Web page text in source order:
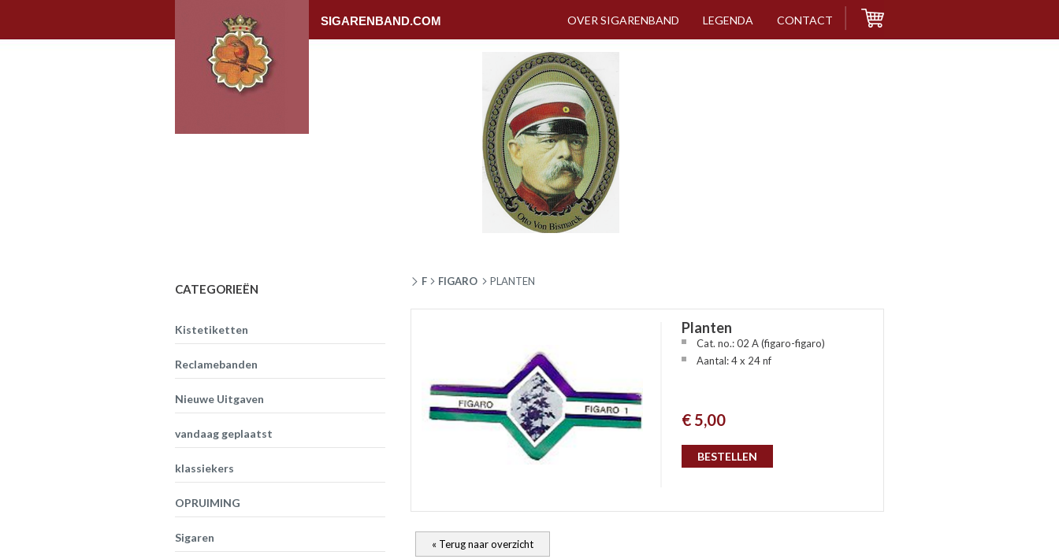
SIGARENBAND.COM OVER SIGARENBAND LEGENDA CONTACT
CATEGORIEËN
Kistetiketten
Reclamebanden
Nieuwe Uitgaven
vandaag geplaatst
klassiekers
OPRUIMING
Sigaren
F FIGARO PLANTEN
Planten
Cat. no.: 02 A (figaro-figaro)
Aantal: 4 x 24 nf
€ 5,00
BESTELLEN
« Terug naar overzicht